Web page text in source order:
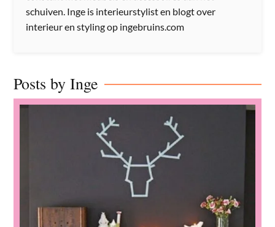
schuiven. Inge is interieurstylist en blogt over
interieur en styling op ingebruins.com
Posts by Inge